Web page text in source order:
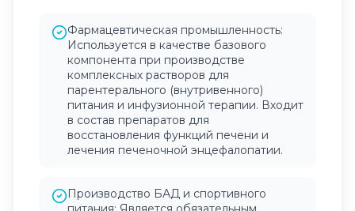
Фармацевтическая промышленность:
Используется в качестве базового
компонента при производстве
комплексных растворов для
парентерального (внутривенного)
питания и инфузионной терапии. Входит
в состав препаратов для
восстановления функций печени и
лечения печеночной энцефалопатии.
Производство БАД и спортивного